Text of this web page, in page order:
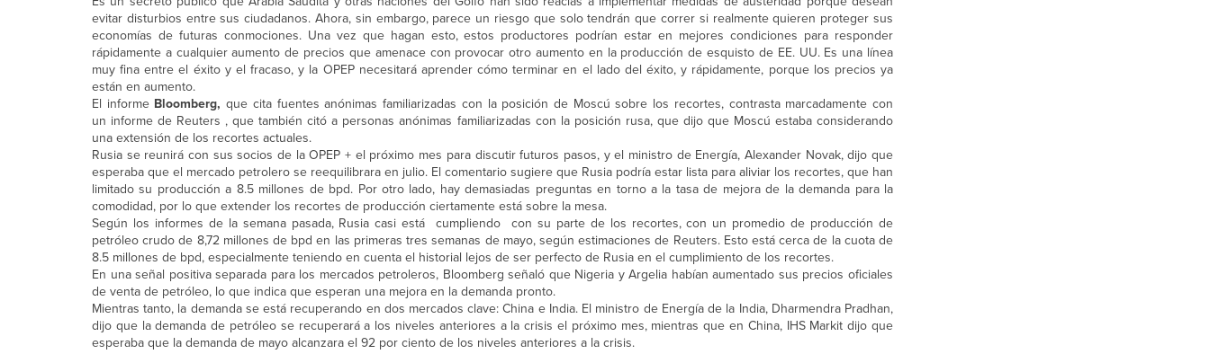
evitar disturbios entre sus ciudadanos. Ahora, sin embargo, parece un riesgo que solo tendrán que correr si realmente quieren proteger sus
economías de futuras conmociones. Una vez que hagan esto, estos productores podrían estar en mejores condiciones para responder
rápidamente a cualquier aumento de precios que amenace con provocar otro aumento en la producción de esquisto de EE. UU. Es una línea
muy fina entre el éxito y el fracaso, y la OPEP necesitará aprender cómo terminar en el lado del éxito, y rápidamente, porque los precios ya
están en aumento.
El informeBloomberg, que cita fuentes anónimas familiarizadas con la posición de Moscú sobre los recortes, contrasta marcadamente con
un informe de Reuters , que también citó a personas anónimas familiarizadas con la posición rusa, que dijo que Moscú estaba considerando
una extensión de los recortes actuales.
Rusia se reunirá con sus socios de la OPEP + el próximo mes para discutir futuros pasos, y el ministro de Energía, Alexander Novak, dijo que
esperaba que el mercado petrolero se reequilibrara en julio. El comentario sugiere que Rusia podría estar lista para aliviar los recortes, que han
limitado su producción a 8.5 millones de bpd. Por otro lado, hay demasiadas preguntas en torno a la tasa de mejora de la demanda para la
comodidad, por lo que extender los recortes de producción ciertamente está sobre la mesa.
Según los informes de la semana pasada, Rusia casi está cumpliendo con su parte de los recortes, con un promedio de producción de
petróleo crudo de 8,72 millones de bpd en las primeras tres semanas de mayo, según estimaciones de Reuters. Esto está cerca de la cuota de
8.5 millones de bpd, especialmente teniendo en cuenta el historial lejos de ser perfecto de Rusia en el cumplimiento de los recortes.
En una señal positiva separada para los mercados petroleros, Bloomberg señaló que Nigeria y Argelia habían aumentado sus precios oficiales
de venta de petróleo, lo que indica que esperan una mejora en la demanda pronto.
Mientras tanto, la demanda se está recuperando en dos mercados clave: China e India. El ministro de Energía de la India, Dharmendra Pradhan,
dijo que la demanda de petróleo se recuperará a los niveles anteriores a la crisis el próximo mes, mientras que en China, IHS Markit dijo que
esperaba que la demanda de mayo alcanzara el 92 por ciento de los niveles anteriores a la crisis.